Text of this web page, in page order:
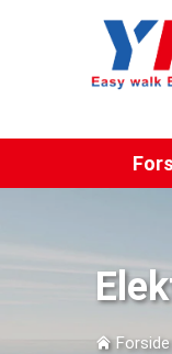
Forside